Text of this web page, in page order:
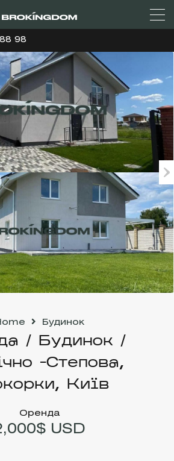
98
Будинок
/ Будинок /
-Степова,
Київ
Оренда
USD